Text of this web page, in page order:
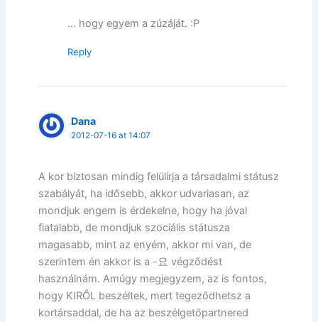
… hogy egyem a zúzáját. :P
Reply
Dana
2012-07-16 at 14:07
A kor biztosan mindig felülírja a társadalmi státusz
szabályát, ha idősebb, akkor udvariasan, az
mondjuk engem is érdekelne, hogy ha jóval
fiatalabb, de mondjuk szociális státusza
magasabb, mint az enyém, akkor mi van, de
szerintem én akkor is a -요 végződést
használnám. Amúgy megjegyzem, az is fontos,
hogy KIRŐL beszéltek, mert tegeződhetsz a
kortársaddal, de ha az beszélgetőpartnered